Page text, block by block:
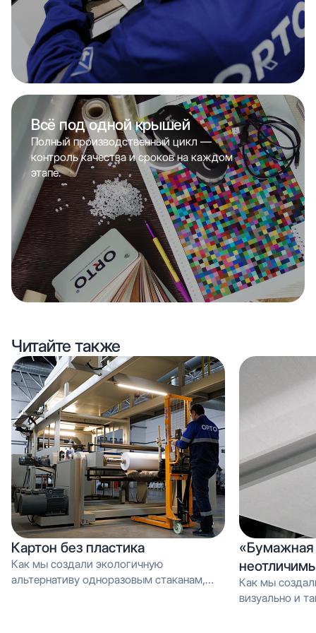
Всё под одной крышей
Полный производственный цикл —
контроль качества и сроков на каждом
этапе.
Читайте также
Картон без пластика
Как мы создали экологичную
альтернативу одноразовым стаканам,
«Бумажная
Как мы
визуально и тактильно неотличимое от